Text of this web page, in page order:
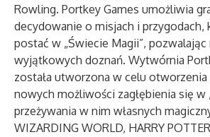
Rowling. Portkey Games umożliwia
decydowanie o misjach i przygodach,
postać w „Świecie Magii”, pozwalając
wyjątkowych doznań. Wytwórnia
została utworzona w celu otworzenia
nowych możliwości zagłębienia się w
przeżywania w nim własnych
WIZARDING WORLD, HARRY